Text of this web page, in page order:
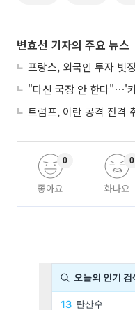
변효선 기자의 주요 뉴스
좋아요
0
화나요
0